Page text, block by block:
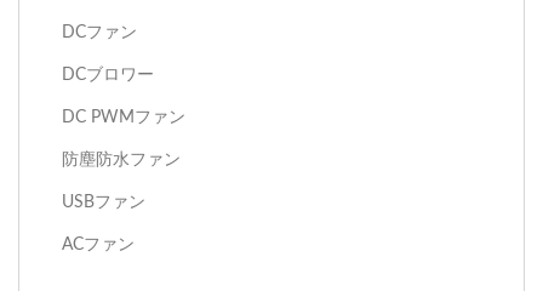
DCファン
DCブロワー
DC PWMファン
防塵防水ファン
USBファン
ACファン